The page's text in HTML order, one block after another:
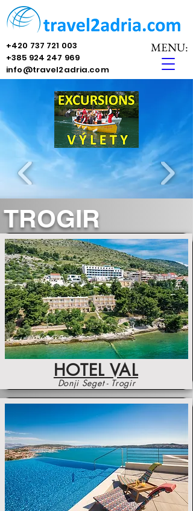
MENU:
+420 737 721 003
+385 924 247 969
info@travel2adria.com
TROGIR
HOTEL VAL
Donji Seget - Trogir